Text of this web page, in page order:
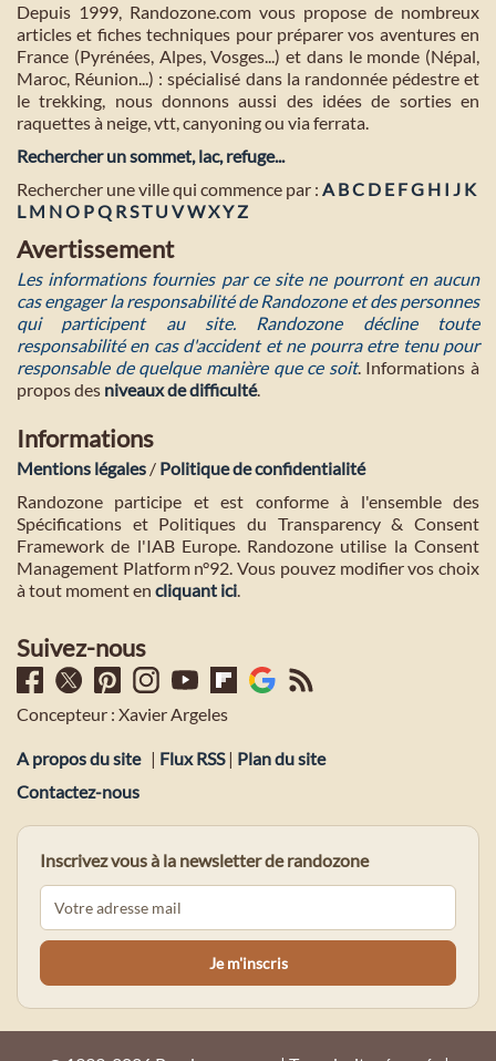
Depuis 1999, Randozone.com vous propose de nombreux
articles et fiches techniques pour préparer vos aventures en
France (Pyrénées, Alpes, Vosges...) et dans le monde (Népal,
Maroc, Réunion...) : spécialisé dans la randonnée pédestre et
le trekking, nous donnons aussi des idées de sorties en
raquettes à neige, vtt, canyoning ou via ferrata.
Rechercher un sommet, lac, refuge...
Rechercher une ville qui commence par : A BC D E FG H I J K
L M NO PQ RST U VWXYZ
Avertissement
Les informations fournies par ce site ne pourront en aucun
cas engager la responsabilité de Randozone et des personnes
qui participent au site. Randozone décline toute
responsabilité en cas d'accident et ne pourra etre tenu pour
responsable de quelque manière que ce soit. Informations à
propos des niveaux de difficulté.
Informations
Mentions légales / Politique de confidentialité
Randozone participe et est conforme à l'ensemble des
Spécifications et Politiques du Transparency & Consent
Framework de l'IAB Europe. Randozone utilise la Consent
Management Platform n°92. Vous pouvez modifier vos choix
à tout moment en cliquant ici.
Suivez-nous
Concepteur : Xavier Argeles
A propos du site | Flux RSS| Plan du site
Contactez-nous
Inscrivez vous à la newsletter de randozone